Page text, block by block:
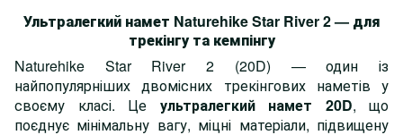
Ультралегкий намет Naturehike Star River 2 — для
трекінгу та кемпінгу
Naturehike Star River 2 (20D) — один із
найпопулярніших двомісних трекінгових наметів у
своєму класі. Це ультралегкий намет 20D, що
поєднує мінімальну вагу, міцні матеріали, підвищену